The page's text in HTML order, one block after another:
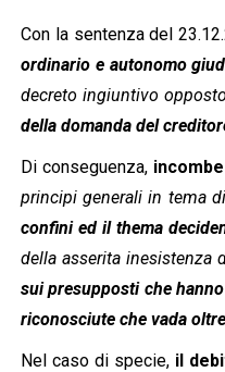
Con la sentenza del
ordinario e autonomo
decreto ingiuntivo
della domanda del
Di conseguenza,
principi generali in tema
confini ed il thema
della asserita inesistenza
sui presupposti che
riconosciute che vada
Nel caso di specie, il